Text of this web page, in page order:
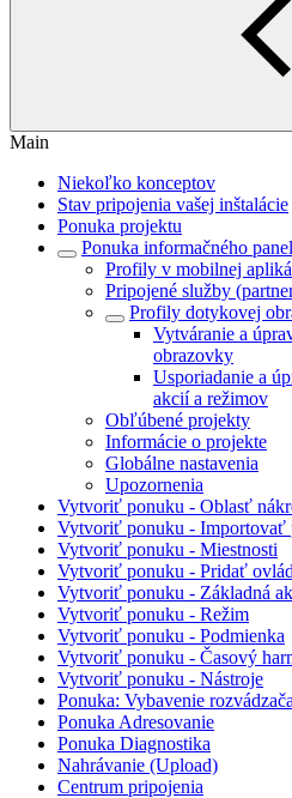
Main
Niekoľko konceptov
Stav pripojenia vašej inštalácie
Ponuka projektu
Ponuka informačného
Profily v mobilnej
Pripojené služby
Profily dotykovej
Vytváranie a
obrazovky
Usporiadanie a
akcií a režimov
Obľúbené projekty
Informácie o projekte
Globálne nastavenia
Upozornenia
Vytvoriť ponuku - Oblasť
Vytvoriť ponuku - Importovať
Vytvoriť ponuku - Miestnosti
Vytvoriť ponuku - Pridať
Vytvoriť ponuku - Základná
Vytvoriť ponuku - Režim
Vytvoriť ponuku - Podmienka
Vytvoriť ponuku - Časový
Vytvoriť ponuku - Nástroje
Ponuka: Vybavenie rozvádzača
Ponuka Adresovanie
Ponuka Diagnostika
Nahrávanie (Upload)
Centrum pripojenia